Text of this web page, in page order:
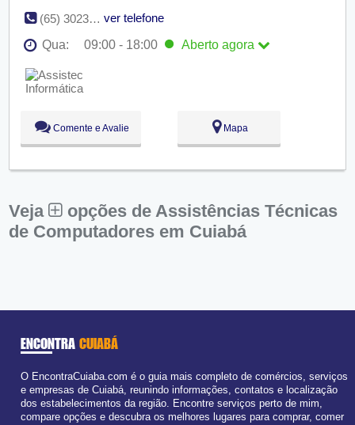
(65) 3023-1446
ver telefone
Qua:
09:00 - 18:00 Aberto agora
Seg:
Ter:
Qua:
Sex:
09:00 - 18:00
Dom:
Fechado
Comente e Avalie Mapa
Veja
opções de Assistências Técnicas
de Computadores em Cuiabá
ENCONTRA CUIABÁ
O EncontraCuiaba.com é o guia mais completo de comércios, serviços
e empresas de Cuiabá, reunindo informações, contatos e localização
dos estabelecimentos da região. Encontre serviços perto de mim,
compare opções e descubra os melhores lugares para comprar, comer